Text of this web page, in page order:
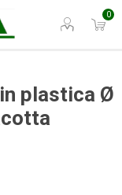
0
plastica Ø